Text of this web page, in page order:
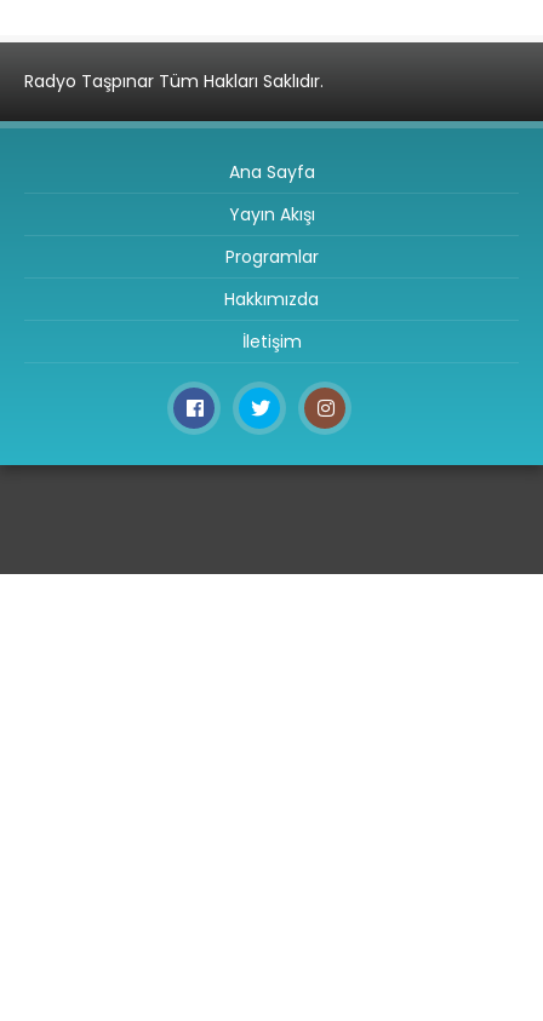
Radyo Taşpınar Tüm Hakları Saklıdır.
Ana Sayfa
Yayın Akışı
Programlar
Hakkımızda
İletişim